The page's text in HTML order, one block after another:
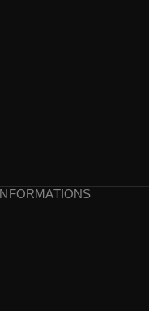
Gdynię